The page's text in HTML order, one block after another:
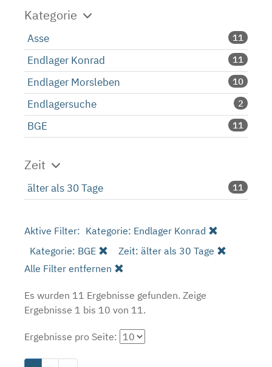
Kategorie
Asse 11
Endlager Konrad 11
Endlager Morsleben 10
Endlagersuche 2
BGE 11
Zeit
älter als 30 Tage 11
Aktive Filter: Kategorie: Endlager Konrad
Kategorie: BGE
Zeit: älter als 30 Tage
Alle Filter entfernen
Es wurden 11 Ergebnisse gefunden. Zeige
Ergebnisse 1 bis 10 von 11.
Ergebnisse pro Seite: